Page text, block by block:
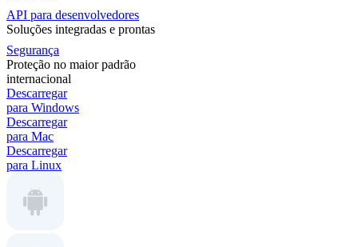
API para desenvolvedores
Soluções integradas e prontas
Segurança
Proteção no maior padrão
internacional
Descarregar
para Windows
Descarregar
para Mac
Descarregar
para Linux